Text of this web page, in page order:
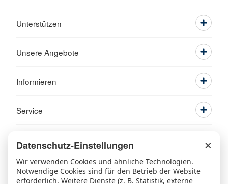
Unterstützen
Unsere Angebote
Informieren
Service
Datenschutz-Einstellungen ×
Wir verwenden Cookies und ähnliche Technologien.
Notwendige Cookies sind für den Betrieb der Website
erforderlich. Weitere Dienste (z. B. Statistik, externe